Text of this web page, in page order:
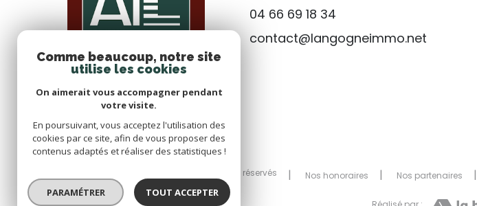
04 66 69 18 34
contact@langogneimmo.net
© 2026 | Tous droits réservés Nos honoraires Nos partenaires
Comme beaucoup, notre site
utilise les cookies
On aimerait vous accompagner pendant
votre visite.
En poursuivant, vous acceptez l'utilisation des
cookies par ce site, afin de vous proposer des
contenus adaptés et réaliser des statistiques !
PARAMÉTRER TOUT ACCEPTER